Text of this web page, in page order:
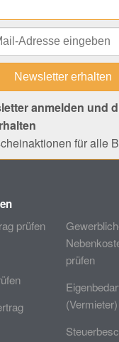
anmelden und
für alle
prüfen
prüfen
(Vermieter)